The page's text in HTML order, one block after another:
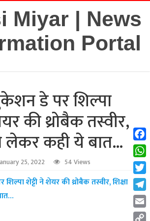
डे पर शिल्पा
की थ्रोबैक तस्वीर,
लेकर कही ये बात…
25, 2022 54 Views
शेट्टी ने शेयर की थ्रोबैक तस्वीर, शिक्षा